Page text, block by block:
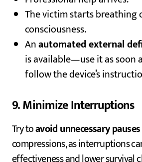
The victim starts breathing
consciousness.
Anautomated external
is available—use it as soon
follow the device’s
9. Minimize Interruptions
Try toavoid unnecessary pauses
compressions, as interruptions